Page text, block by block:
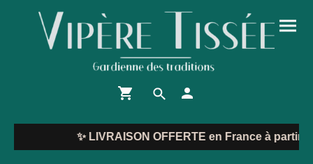
✨LIVRAISON OFFERTE en France à partir